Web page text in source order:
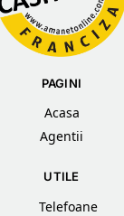
PAGINI
Acasa
Agentii
UTILE
Telefoane